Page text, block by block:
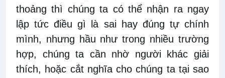
thoảng thì chúng ta có thể nhận ra ngay
lập tức điều gì là sai hay đúng tự chính
mình, nhưng hầu như trong nhiều trường
hợp, chúng ta cần nhờ người khác giải
thích, hoặc cắt nghĩa cho chúng ta tại sao